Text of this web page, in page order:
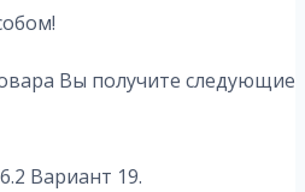
Вы получите следующие
Вариант 19.